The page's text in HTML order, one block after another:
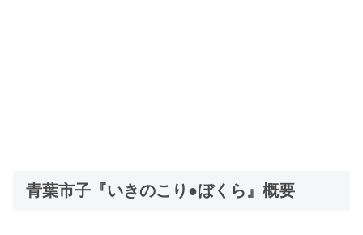
青葉市子『いきのこり●ぼくら』概要